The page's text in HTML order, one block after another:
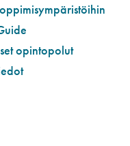
opintopolut